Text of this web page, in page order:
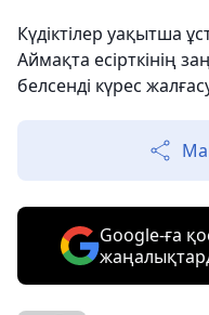
Күдіктілер уақытша
Аймақта есірткінің
белсенді күрес
Google-ға